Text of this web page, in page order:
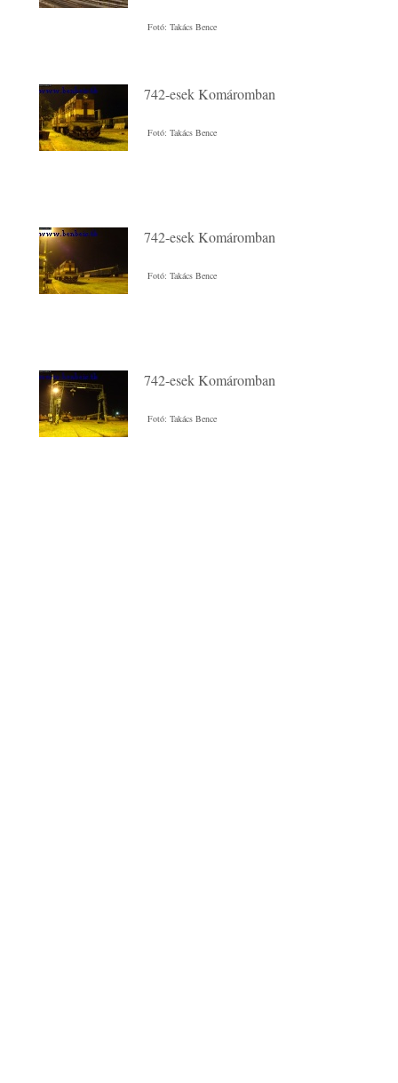
Fotó: Takács Bence
742-esek Komáromban
Fotó: Takács Bence
742-esek Komáromban
Fotó: Takács Bence
742-esek Komáromban
Fotó: Takács Bence